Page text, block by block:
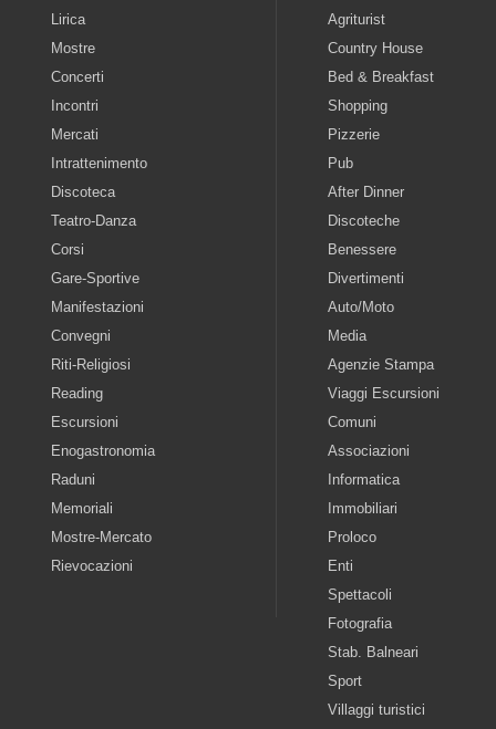
Lirica
Mostre
Concerti
Incontri
Mercati
Intrattenimento
Discoteca
Teatro-Danza
Corsi
Gare-Sportive
Manifestazioni
Convegni
Riti-Religiosi
Reading
Escursioni
Enogastronomia
Raduni
Memoriali
Mostre-Mercato
Rievocazioni
Agriturist
Country House
Bed & Breakfast
Shopping
Pizzerie
Pub
After Dinner
Discoteche
Benessere
Divertimenti
Auto/Moto
Media
Agenzie Stampa
Viaggi Escursioni
Comuni
Associazioni
Informatica
Immobiliari
Proloco
Enti
Spettacoli
Fotografia
Stab. Balneari
Sport
Villaggi turistici